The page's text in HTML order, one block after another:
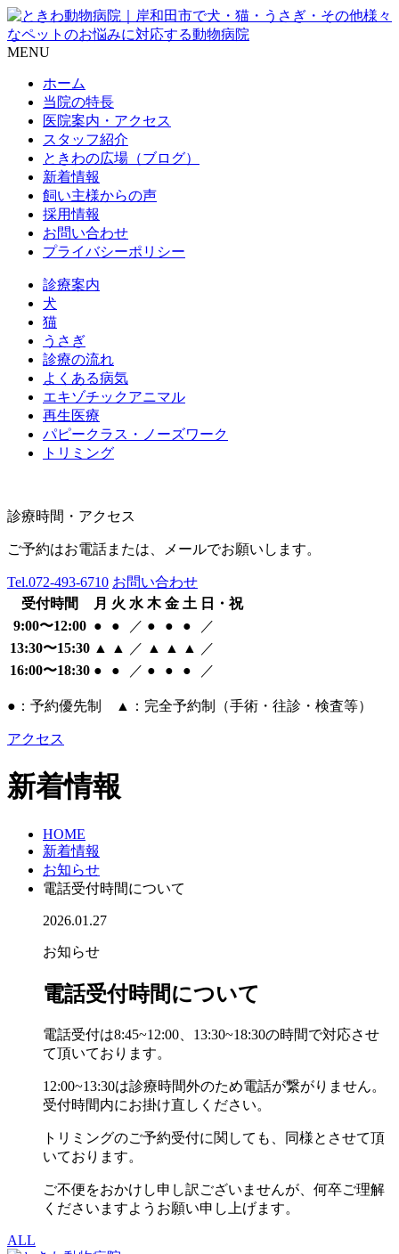
MENU
ホーム
当院の特長
医院案内・アクセス
スタッフ紹介
ときわの広場（ブログ）
新着情報
飼い主様からの声
採用情報
お問い合わせ
プライバシーポリシー
診療案内
犬
猫
うさぎ
診療の流れ
よくある病気
エキゾチックアニマル
再生医療
パピークラス・ノーズワーク
トリミング
診療時間・アクセス
ご予約はお電話または、メールでお願いします。
Tel.072-493-6710 お問い合わせ
受付時間
月 火 水 木 金 土 日・祝
9:00〜12:00 ● ● ／ ● ● ●
／
13:30〜15:30 ▲ ▲ ／ ▲ ▲ ▲
／
16:00〜18:30 ● ● ／ ● ● ● ／
●：予約優先制 ▲：完全予約制（手術・往診・検査等）
アクセス
新着情報
HOME
新着情報
お知らせ
電話受付時間について
2026.01.27
お知らせ
電話受付時間について
電話受付は8:45~12:00、13:30~18:30の時間で対応させ
て頂いております。
12:00~13:30は診療時間外のため電話が繋がりません。
受付時間内にお掛け直しください。
トリミングのご予約受付に関しても、同様とさせて頂
いております。
ご不便をおかけし申し訳ございませんが、何卒ご理解
くださいますようお願い申し上げます。
ALL